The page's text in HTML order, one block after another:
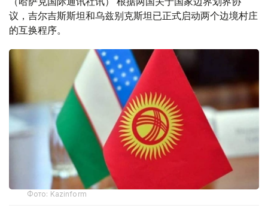
议，吉尔吉斯斯坦和乌兹别克斯坦已正式启动两个边境村庄
的互换程序。
Фото: Kazinform